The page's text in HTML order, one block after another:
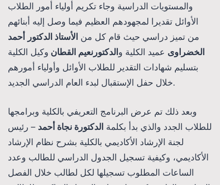
والمستويات الدراسية وجاء تكريم أولياء أمور الطلاب
الأوائل تقديرا لمجهودهم العظيم فيما وصل إليه أبنائهم
من تميز دراسي حيث قام كل من الأستاذ الدكتور أحمد
الخضراوى عميد الكلية والدكتورنعيم القطان وكيل الكلية
بتسليم شهادات التقدير للطلاب الأوائل وأولياء أمورهم
خلال حفل الإستقبال لبدء العام الدراسي الجديد.
وبعد ذلك تم عرض البرنامج التعريفي بالكلية وبرامجها
للطلاب الجدد والذي بدأ بكلمة الدكتورة نجاة أحمد – رئيس
لجنة الإرشاد الأكاديمي بالكلية بشرح نظام الإرشاد
الأكاديمي، وكيفية تسجيل الجدول الدراسي للطالب وعدد
الساعات المطلوب تسجيلها لكل لطالب خلال الفصل